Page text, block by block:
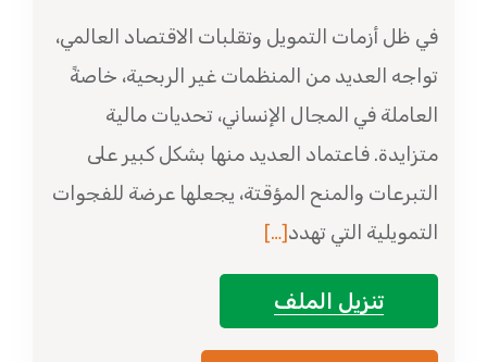
في ظل أزمات التمويل وتقلبات الاقتصاد العالمي،
تواجه العديد من المنظمات غير الربحية، خاصةً
العاملة في المجال الإنساني، تحديات مالية
متزايدة. فاعتماد العديد منها بشكل كبير على
التبرعات والمنح المؤقتة، يجعلها عرضة للفجوات
التمويلية التي تهدد[…]
تنزيل الملف